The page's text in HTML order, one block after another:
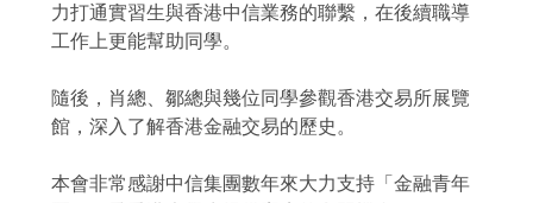
力打通實習生與香港中信業務的聯繫，在後續職導
工作上更能幫助同學。
隨後，肖總、鄒總與幾位同學參觀香港交易所展覽
館，深入了解香港金融交易的歷史。
本會非常感謝中信集團數年來大力支持「金融青年